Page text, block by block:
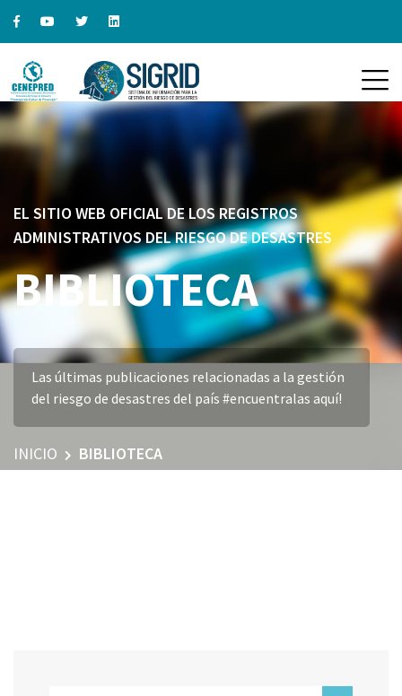
EL SITIO WEB OFICIAL DE LOS REGISTROS
ADMINISTRATIVOS DEL RIESGO DE DESASTRES
BIBLIOTECA
Las últimas publicaciones relacionadas a la gestión
del riesgo de desastres del país #encuentralas aquí!
INICIO BIBLIOTECA